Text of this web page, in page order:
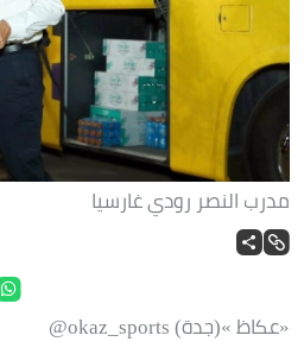
مدرب النصر رودي غارسيا
«عكاظ »(جدة) okaz_sports@